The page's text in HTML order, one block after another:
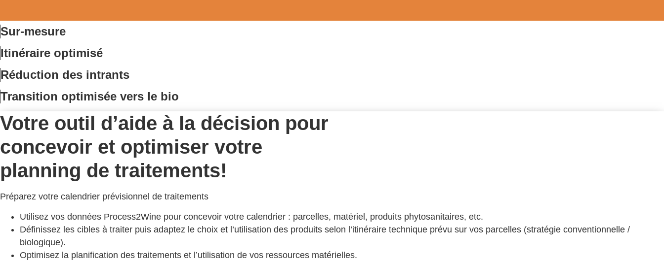
Sur-mesure
Itinéraire optimisé
Réduction des intrants
Transition optimisée vers le bio
Votre outil d’aide à la décision pour
concevoir et optimiser votre
planning de traitements!
Préparez votre calendrier prévisionnel de traitements
Utilisez vos données Process2Wine pour concevoir votre calendrier : parcelles, matériel, produits phytosanitaires, etc.
Définissez les cibles à traiter puis adaptez le choix et l’utilisation des produits selon l’itinéraire technique prévu sur vos parcelles (stratégie conventionnelle /
biologique).
Optimisez la planification des traitements et l’utilisation de vos ressources matérielles.